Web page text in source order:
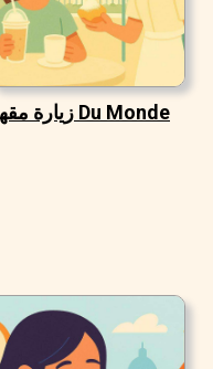
زيارة مقهى Du Monde